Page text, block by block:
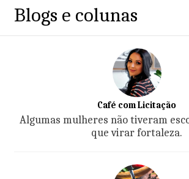
Blogs e colunas
Café com Licitação
Algumas mulheres não tiveram
que virar fortaleza.